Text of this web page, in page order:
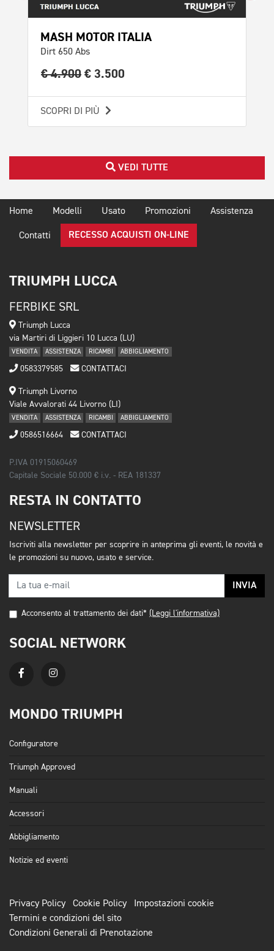
MASH MOTOR ITALIA
Dirt 650 Abs
€ 4.900 € 3.500
SCOPRI DI PIÙ
VEDI TUTTE
Home Modelli Usato Promozioni Assistenza
Contatti RECESSO ACQUISTI ON-LINE
TRIUMPH LUCCA
FERBIKE SRL
Triumph Lucca
via Martiri di Liggieri 10 Lucca (LU)
VENDITA ASSISTENZA RICAMBI ABBIGLIAMENTO
0583379585 CONTATTACI
Triumph Livorno
Viale Avvalorati 44 Livorno (LI)
VENDITA ASSISTENZA RICAMBI ABBIGLIAMENTO
0586516664 CONTATTACI
P.IVA 01915060469
Capitale Sociale 50.000 € i.v. - REA 181337
RESTA IN CONTATTO
NEWSLETTER
Iscriviti alla newsletter per scoprire in anteprima gli eventi, le novità e
le promozioni su nuovo, usato e service.
INVIA
Acconsento al trattamento dei dati* (Leggi l'informativa)
SOCIAL NETWORK
MONDO TRIUMPH
Configuratore
Triumph Approved
Manuali
Accessori
Abbigliamento
Notizie ed eventi
Privacy Policy Cookie Policy
Impostazioni cookie
Termini e condizioni del sito
Condizioni Generali di Prenotazione